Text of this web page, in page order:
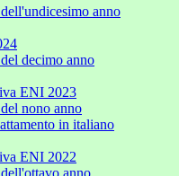
anno
decimo anno
ENI 2023
nono anno
in italiano
ENI 2022
anno